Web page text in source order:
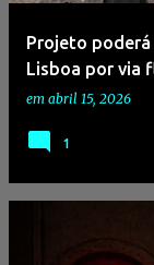
Projeto
Lisboa por via
em abril 15, 2026
1